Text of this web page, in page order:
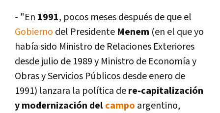
- "En 1991, pocos meses después de que el
Gobierno del Presidente Menem (en el que yo
habí­a sido Ministro de Relaciones Exteriores
desde julio de 1989 y Ministro de Economí­a y
Obras y Servicios Públicos desde enero de
1991) lanzara la polí­tica dere-capitalización
y modernización delcampo argentino,